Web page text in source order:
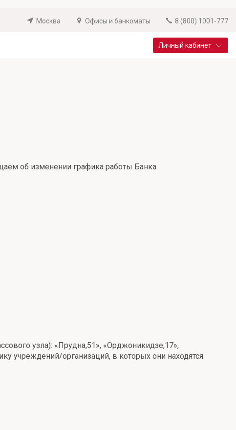
Москва Офисы и банкоматы 8 (800) 1001-777
Личный кабинет
об изменении графика работы Банка.
узла): «Прудна,51», «Орджоникидзе,17»,
учреждений/организаций, в которых они находятся.